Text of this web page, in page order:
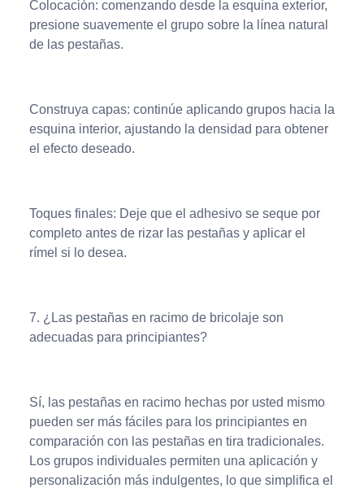
Colocación: comenzando desde la esquina exterior,
presione suavemente el grupo sobre la línea natural
de las pestañas.
Construya capas: continúe aplicando grupos hacia la
esquina interior, ajustando la densidad para obtener
el efecto deseado.
Toques finales: Deje que el adhesivo se seque por
completo antes de rizar las pestañas y aplicar el
rímel si lo desea.
7. ¿Las pestañas en racimo de bricolaje son
adecuadas para principiantes?
Sí, las pestañas en racimo hechas por usted mismo
pueden ser más fáciles para los principiantes en
comparación con las pestañas en tira tradicionales.
Los grupos individuales permiten una aplicación y
personalización más indulgentes, lo que simplifica el